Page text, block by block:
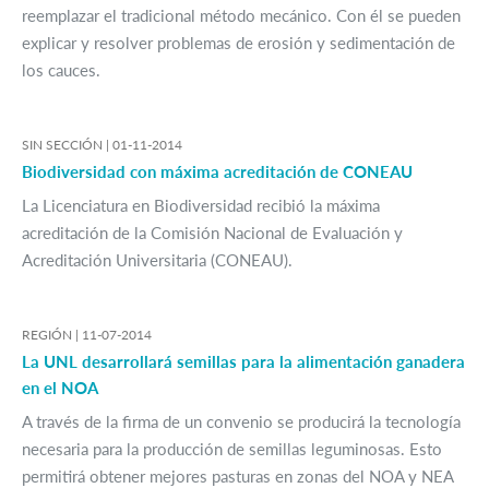
reemplazar el tradicional método mecánico. Con él se pueden
explicar y resolver problemas de erosión y sedimentación de
los cauces.
SIN SECCIÓN | 01-11-2014
Biodiversidad con máxima acreditación de CONEAU
La Licenciatura en Biodiversidad recibió la máxima
acreditación de la Comisión Nacional de Evaluación y
Acreditación Universitaria (CONEAU).
REGIÓN | 11-07-2014
La UNL desarrollará semillas para la alimentación ganadera
en el NOA
A través de la firma de un convenio se producirá la tecnología
necesaria para la producción de semillas leguminosas. Esto
permitirá obtener mejores pasturas en zonas del NOA y NEA